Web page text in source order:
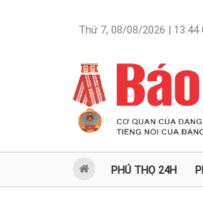
Thứ 7, 08/08/2026 | 13:44
PHÚ THỌ 24H